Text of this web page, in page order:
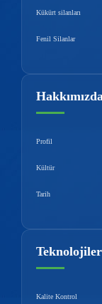
Kükürt silanları
Fenil Silanlar
Hakkımızda
Profil
Kültür
Tarih
Teknolojiler
Kalite Kontrol